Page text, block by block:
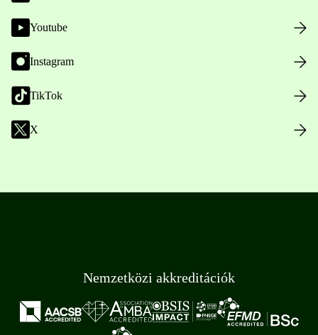
Youtube
Instagram
TikTok
X
Nemzetközi akkreditációk